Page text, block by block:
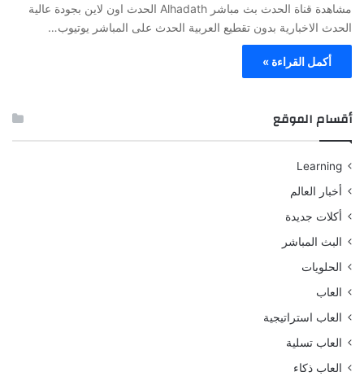
مشاهدة قناة الحدث بث مباشر Alhadath الحدث اون لاين بجودة عالية
الحدث الاخبارية بدون تقطيع العربية الحدث على المباشر يوتيوب…
أكمل القراءة »
أقسام الموقع
Learning
أخبار العالم
أكلات جديدة
البث المباشر
الحلويات
العاب
العاب استراتيجية
العاب تسلية
العاب ذكاء